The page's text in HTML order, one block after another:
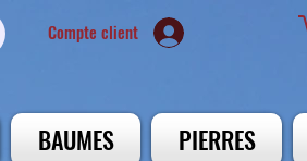
Compte client
BAUMES PIERRES